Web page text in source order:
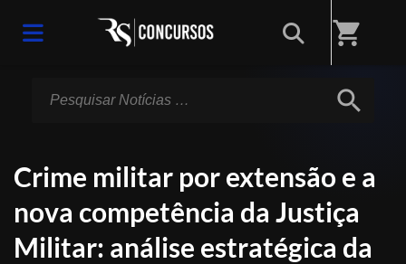
shopping_cart
search
Crime militar por extensão e a
nova competência da Justiça
Militar: análise estratégica da